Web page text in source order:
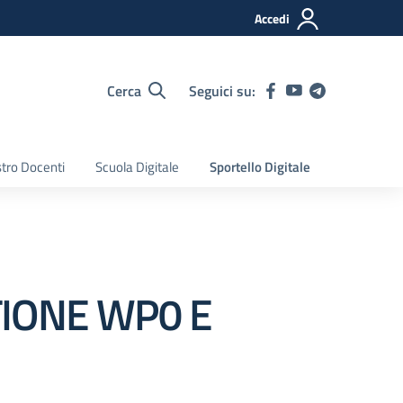
Accedi
Cerca Seguici su:
Docenti Scuola Digitale Sportello Digitale
WP0 E